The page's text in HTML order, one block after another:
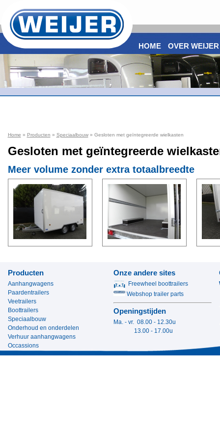
Home » Producten » Speciaalbouw» Gesloten met geïntegreerde wielkasten
Gesloten met geïntegreerde
Meer volume zonder extra totaalbreedte
Producten
Aanhangwagens
Paardentrailers
Veetrailers
Boottrailers
Speciaalbouw
Onderhoud en onderdelen
Verhuur aanhangwagens
Occassions
Onze andere sites
Freewheel boottrailers
Webshop trailer parts
Openingstijden
Ma. - vr. 08.00 - 12.30u
13.00 - 17.00u
HOME OVER WEIJER